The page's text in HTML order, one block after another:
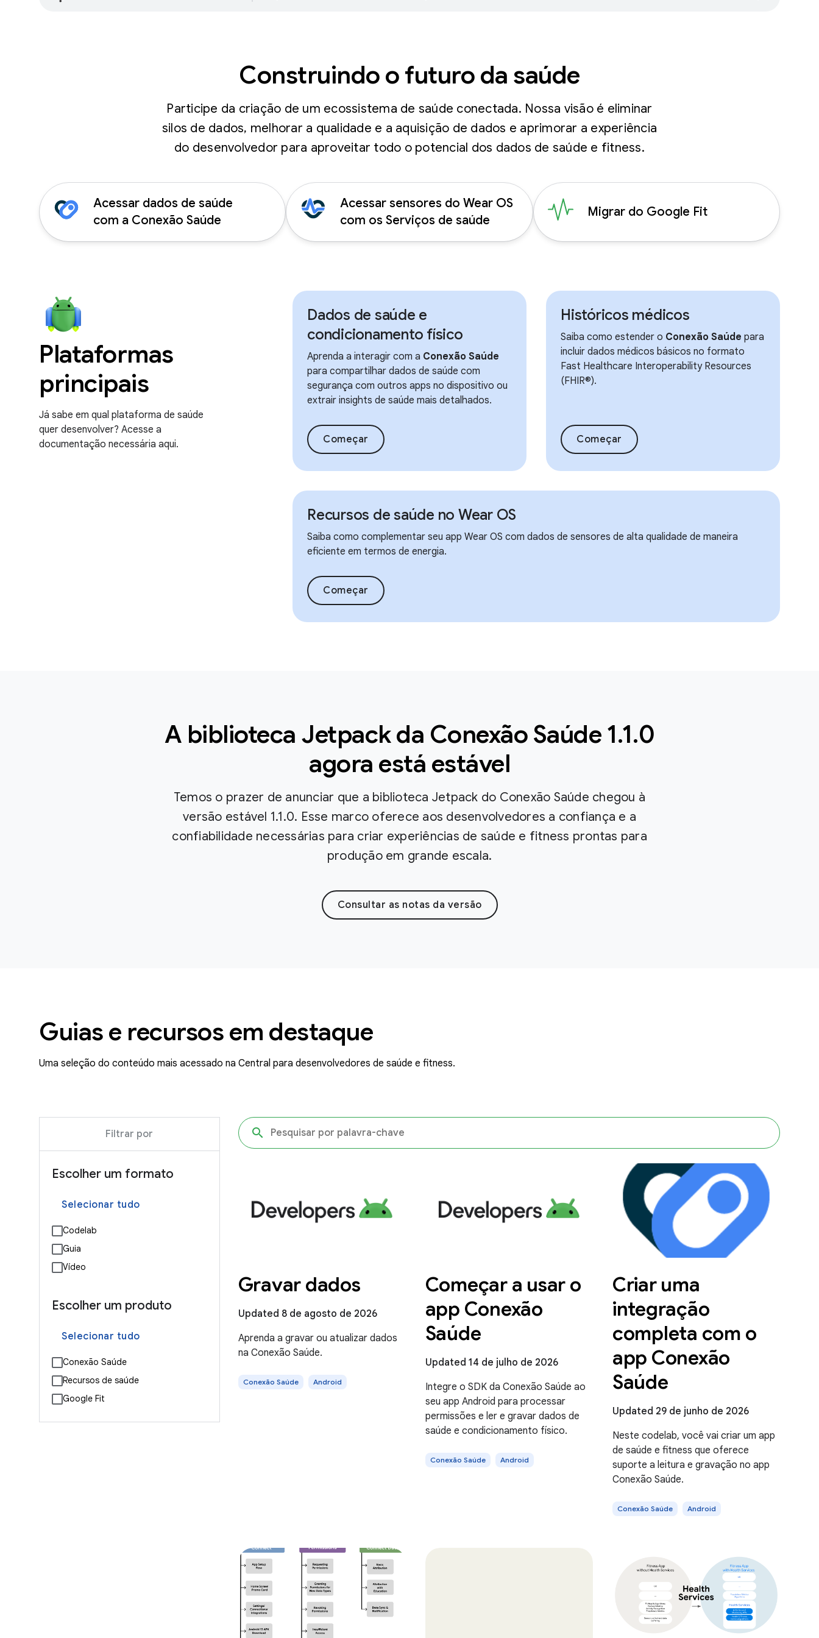
Construindo o futuro da saúde
Participe da criação de um ecossistema de saúde conectada. Nossa visão é eliminar
silos de dados, melhorar a qualidade e a aquisição de dados e aprimorar a experiência
do desenvolvedor para aproveitar todo o potencial dos dados de saúde e fitness.
Acessar dados de saúde
com a Conexão Saúde
Acessar sensores do Wear OS
com os Serviços de saúde
Migrar do Google Fit
Plataformas
principais
Já sabe em qual plataforma de saúde
quer desenvolver? Acesse a
documentação necessária aqui.
Dados de saúde e
condicionamento físico
Aprenda a interagir com a Conexão Saúde
para compartilhar dados de saúde com
segurança com outros apps no dispositivo ou
extrair insights de saúde mais detalhados.
Começar
Históricos médicos
Saiba como estender o Conexão Saúde para
incluir dados médicos básicos no formato
Fast Healthcare Interoperability Resources
(FHIR®).
Começar
Recursos de saúde no Wear OS
Saiba como complementar seu app Wear OS com dados de sensores de alta qualidade de maneira
eficiente em termos de energia.
Começar
A biblioteca Jetpack da Conexão Saúde 1.1.0
agora está estável
Temos o prazer de anunciar que a biblioteca Jetpack do Conexão Saúde chegou à
versão estável 1.1.0. Esse marco oferece aos desenvolvedores a confiança e a
confiabilidade necessárias para criar experiências de saúde e fitness prontas para
produção em grande escala.
Consultar as notas da versão
Guias e recursos em destaque
Uma seleção do conteúdo mais acessado na Central para desenvolvedores de saúde e fitness.
Filtrar por
Escolher um formato
Selecionar tudo
Codelab
Guia
Vídeo
Escolher um produto
Selecionar tudo
Conexão Saúde
Recursos de saúde
Google Fit
Gravar dados
Updated 8 de agosto de 2026
Aprenda a gravar ou atualizar dados
na Conexão Saúde.
Conexão Saúde Android
Começar a usar o
app Conexão
Saúde
Updated 14 de julho de 2026
Integre o SDK da Conexão Saúde ao
seu app Android para processar
permissões e ler e gravar dados de
saúde e condicionamento físico.
Conexão Saúde Android
Criar uma
integração
completa com o
app Conexão
Saúde
Updated 29 de junho de 2026
Neste codelab, você vai criar um app
de saúde e fitness que oferece
suporte a leitura e gravação no app
Conexão Saúde.
Conexão Saúde Android